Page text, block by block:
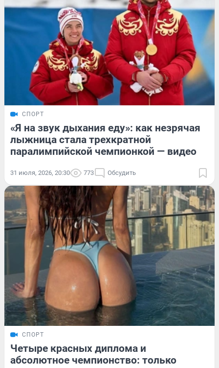
СПОРТ
«Я на звук дыхания еду»: как незрячая
лыжница стала трехкратной
паралимпийской чемпионкой — видео
31 июля, 2026, 20:30 773 Обсудить
СПОРТ
Четыре красных диплома и
абсолютное чемпионство: только